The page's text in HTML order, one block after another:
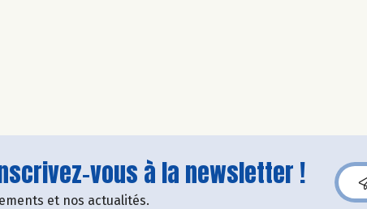
vous à la newsletter !
et nos actualités.